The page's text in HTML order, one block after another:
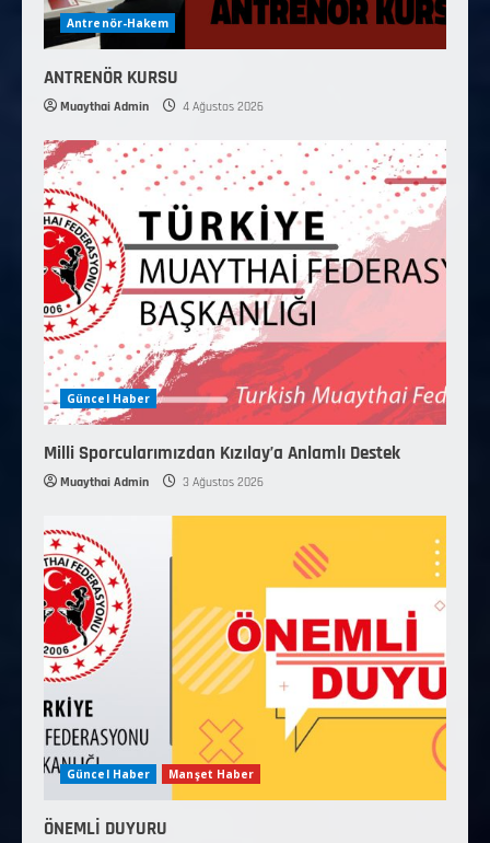
Antrenör-Hakem
ANTRENÖR KURSU
Muaythai Admin 4 Ağustos 2026
Güncel Haber
Milli Sporcularımızdan Kızılay’a Anlamlı Destek
Muaythai Admin 3 Ağustos 2026
Güncel Haber Manşet Haber
ÖNEMLİ DUYURU